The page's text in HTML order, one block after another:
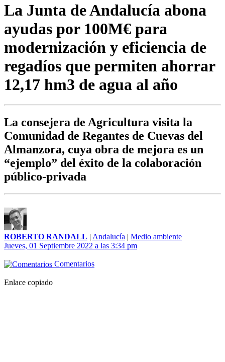
La Junta de Andalucía abona
ayudas por 100M€ para
modernización y eficiencia de
regadíos que permiten ahorrar
12,17 hm3 de agua al año
La consejera de Agricultura visita la
Comunidad de Regantes de Cuevas del
Almanzora, cuya obra de mejora es un
“ejemplo” del éxito de la colaboración
público-privada
ROBERTO RANDALL | Andalucía | Medio ambiente
Jueves, 01 Septiembre 2022 a las 3:34 pm
Comentarios
Enlace copiado